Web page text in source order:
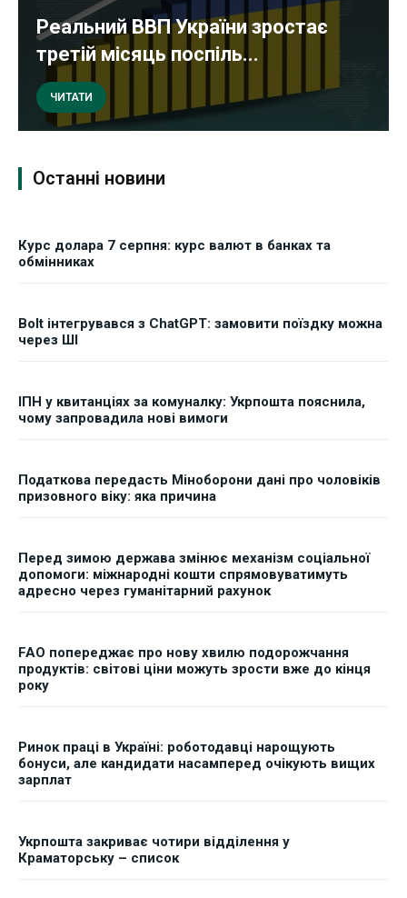
Реальний ВВП України зростає
третій місяць поспіль...
ЧИТАТИ
Останні новини
Курс долара 7 серпня: курс валют в банках та
обмінниках
Bolt інтегрувався з ChatGPT: замовити поїздку можна
через ШІ
ІПН у квитанціях за комуналку: Укрпошта пояснила,
чому запровадила нові вимоги
Податкова передасть Міноборони дані про чоловіків
призовного віку: яка причина
Перед зимою держава змінює механізм соціальної
допомоги: міжнародні кошти спрямовуватимуть
адресно через гуманітарний рахунок
FAO попереджає про нову хвилю подорожчання
продуктів: світові ціни можуть зрости вже до кінця
року
Ринок праці в Україні: роботодавці нарощують
бонуси, але кандидати насамперед очікують вищих
зарплат
Укрпошта закриває чотири відділення у
Краматорську – список